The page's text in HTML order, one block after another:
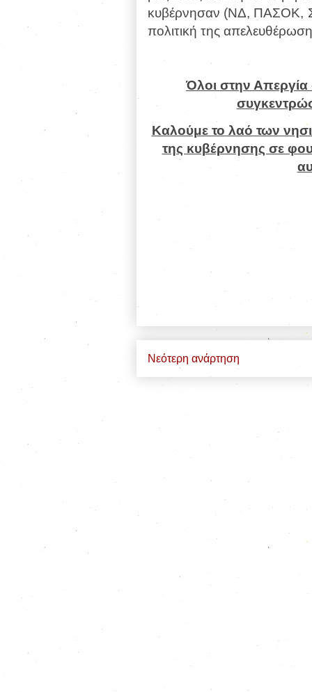
κυβέρνησαν (ΝΔ, ΠΑΣΟΚ,
πολιτική της
Όλοι στην Απεργία
Καλούμε το λαό των
της κυβέρνησης σε
Νεότερη ανάρτηση